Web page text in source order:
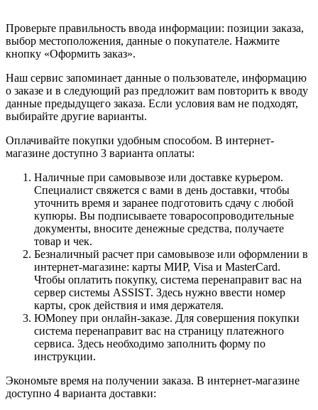
Проверьте правильность ввода информации: позиции заказа,
выбор местоположения, данные о покупателе. Нажмите
кнопку «Оформить заказ».
Наш сервис запоминает данные о пользователе, информацию
о заказе и в следующий раз предложит вам повторить к вводу
данные предыдущего заказа. Если условия вам не подходят,
выбирайте другие варианты.
Оплачивайте покупки удобным способом. В интернет-
магазине доступно 3 варианта оплаты:
Наличные при самовывозе или доставке курьером.
Специалист свяжется с вами в день доставки, чтобы
уточнить время и заранее подготовить сдачу с любой
купюры. Вы подписываете товаросопроводительные
документы, вносите денежные средства, получаете
товар и чек.
Безналичный расчет при самовывозе или оформлении в
интернет-магазине: карты МИР, Visa и MasterCard.
Чтобы оплатить покупку, система перенаправит вас на
сервер системы ASSIST. Здесь нужно ввести номер
карты, срок действия и имя держателя.
ЮMoney при онлайн-заказе. Для совершения покупки
система перенаправит вас на страницу платежного
сервиса. Здесь необходимо заполнить форму по
инструкции.
Экономьте время на получении заказа. В интернет-магазине
доступно 4 варианта доставки: